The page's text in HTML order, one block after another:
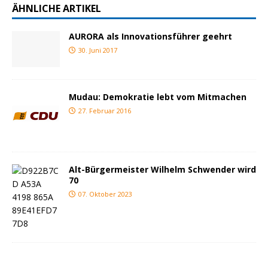
ÄHNLICHE ARTIKEL
AURORA als Innovationsführer geehrt
30. Juni 2017
Mudau: Demokratie lebt vom Mitmachen
27. Februar 2016
Alt-Bürgermeister Wilhelm Schwender wird
70
07. Oktober 2023